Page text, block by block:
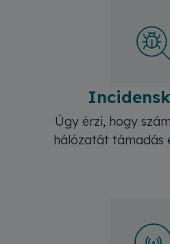
Úgy érzi, hogy
hálózatát támadás